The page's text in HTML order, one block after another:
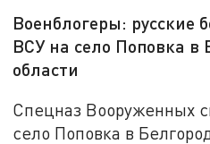
Военблогеры: русские
ВСУ на село Поповка в
области
Спецназ Вооруженных
село Поповка в